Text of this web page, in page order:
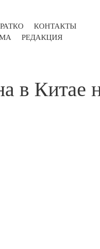
КОНТАКТЫ
РЕДАКЦИЯ
в Китае